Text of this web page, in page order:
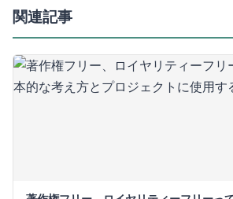
関連記事